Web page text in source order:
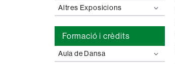
Altres Exposicions
Formació i crèdits
Aula de Dansa